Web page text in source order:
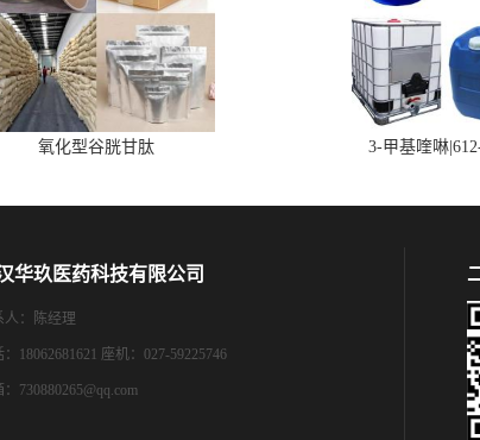
氧化型谷胱甘肽 3-甲基喹啉
华玖医药科技有限公司
人：陈经理
：18062681621 座机：027-59225746
730880265@qq.com